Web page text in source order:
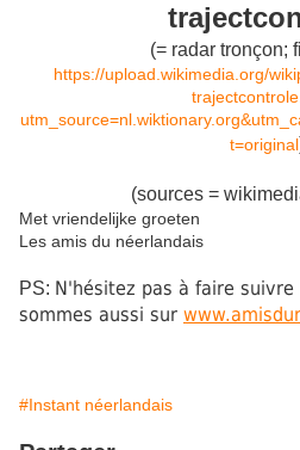
(= radar tronçon;
https://upload.wikimedia.org/
t=original
(sources =
Met vriendelijke groeten
Les amis du néerlandais
PS: N'hésitez pas à faire suivre
sommes aussi sur
#Instant néerlandais